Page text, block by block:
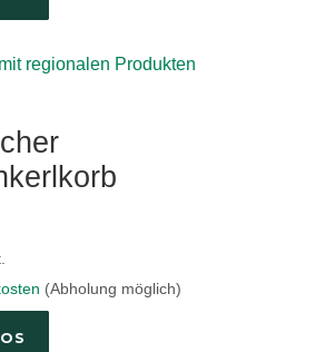
(Abholung möglich)